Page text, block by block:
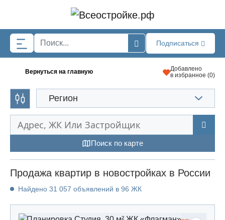
Подписаться
Вернуться на главную
Добавлено
в избранное (0)
Регион
Поиск по карте
Продажа квартир в новостройках в России
Найдено 31 057 объявлений в 96 ЖК